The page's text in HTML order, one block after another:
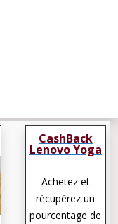
CashBack
Lenovo Yoga
Pro 9i
Achetez et
récupérez un
pourcentage de